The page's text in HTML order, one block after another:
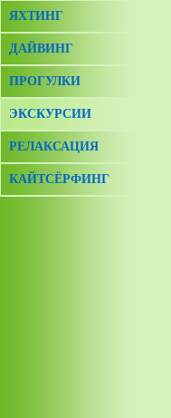
ЯХТИНГ
ДАЙВИНГ
ПРОГУЛКИ
ЭКСКУРСИИ
РЕЛАКСАЦИЯ
КАЙТСЁРФИНГ